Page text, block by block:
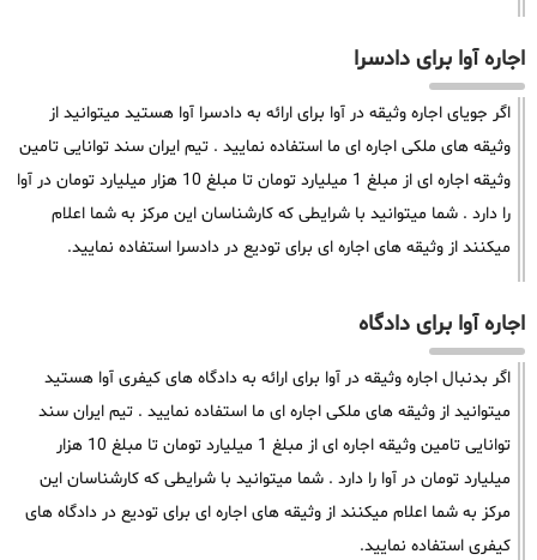
اجاره آوا برای دادسرا
اگر جویای اجاره وثیقه در آوا برای ارائه به دادسرا آوا هستید میتوانید از
وثیقه های ملکی اجاره ای ما استفاده نمایید . تیم ایران سند توانایی تامین
وثیقه اجاره ای از مبلغ 1 میلیارد تومان تا مبلغ 10 هزار میلیارد تومان در آوا
را دارد . شما میتوانید با شرایطی که کارشناسان این مرکز به شما اعلام
میکنند از وثیقه های اجاره ای برای تودیع در دادسرا استفاده نمایید.
اجاره آوا برای دادگاه
اگر بدنبال اجاره وثیقه در آوا برای ارائه به دادگاه های کیفری آوا هستید
میتوانید از وثیقه های ملکی اجاره ای ما استفاده نمایید . تیم ایران سند
توانایی تامین وثیقه اجاره ای از مبلغ 1 میلیارد تومان تا مبلغ 10 هزار
میلیارد تومان در آوا را دارد . شما میتوانید با شرایطی که کارشناسان این
مرکز به شما اعلام میکنند از وثیقه های اجاره ای برای تودیع در دادگاه های
کیفری استفاده نمایید.